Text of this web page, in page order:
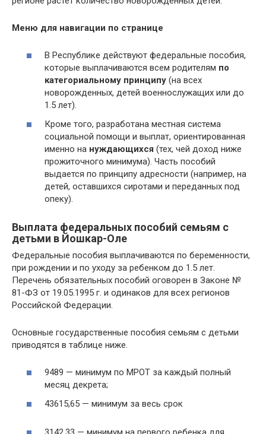
Меню для навигации по странице
В Республике действуют федеральные пособия,
которые выплачиваются всем родителям по
категориальному принципу (на всех
новорожденных, детей военнослужащих или до
1.5 лет).
Кроме того, разработана местная система
социальной помощи и выплат, ориентированная
именно на нуждающихся (тех, чей доход ниже
прожиточного минимума). Часть пособий
выдается по принципу адресности (например, на
детей, оставшихся сиротами и переданных под
опеку).
Выплата федеральных пособий семьям с
детьми в Йошкар-Оле
Федеральные пособия выплачиваются по беременности,
при рождении и по уходу за ребенком до 1.5 лет.
Перечень обязательных пособий оговорен в Законе №
81-ФЗ от 19.05.1995 г. и одинаков для всех регионов
Российской Федерации.
Основные государственные пособия семьям с детьми
приводятся в таблице ниже.
9489 — минимум по МРОТ за каждый полный
месяц декрета;
43615,65 — минимум за весь срок